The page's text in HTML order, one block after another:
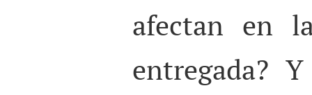
afectan en
entregada?